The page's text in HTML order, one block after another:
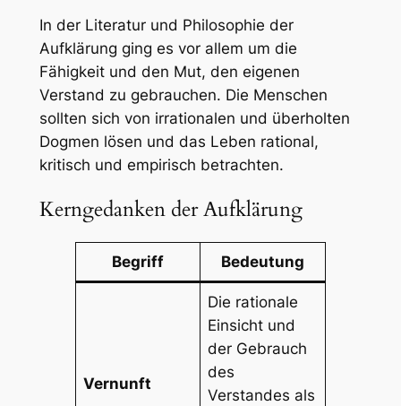
In der Literatur und Philosophie der
Aufklärung ging es vor allem um die
Fähigkeit und den Mut, den eigenen
Verstand zu gebrauchen. Die Menschen
sollten sich von irrationalen und überholten
Dogmen lösen und das Leben rational,
kritisch und empirisch betrachten.
Kerngedanken der Aufklärung
Begriff Bedeutung
Vernunft
Die rationale
Einsicht und
der Gebrauch
des
Verstandes als